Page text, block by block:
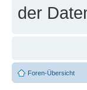
der
Foren-Übersicht